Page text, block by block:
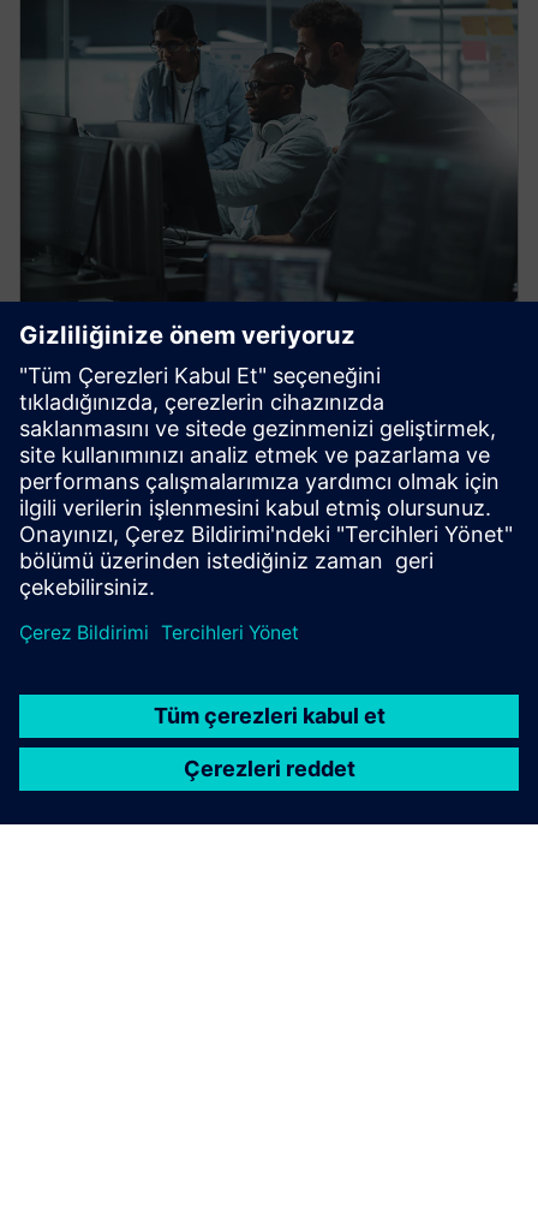
CAPITAL
Capital Connectors
Capital Connectors enables seamless electrical data
sharing with MCAD, PLM and simulation tools.